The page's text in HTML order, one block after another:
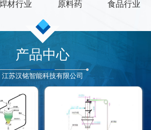
材行业 原料药 食品行业
产品中心
江苏汉铭智能科技有限公司